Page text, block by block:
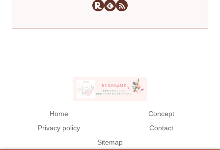
Home
Concept
Privacy policy
Contact
Sitemap